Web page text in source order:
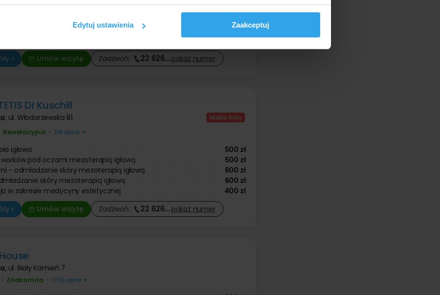
mogą połączyć te informacje z innymi danymi otrzymanymi od Ciebie lub
Edytuj ustawienia
Zaakceptuj
skóry mezoterapią igłową
890 zł
od260 zł
»
Umów wizytę Zadzwoń: 22 626…pokaż numer
Dr Kuschill
, ul. Włodarzewska 81
Rewelacyjna • 218 opinii
igłowa
500 zł
pod oczami mezoterapią igłową
500 zł
- odmładzanie skóry mezoterapią igłową
600 zł
skóry mezoterapią igłową
600 zł
w zakresie medycyny estetycznej
400 zł
»
Umów wizytę Zadzwoń: 22 626…pokaż numer
, ul. Biały Kamień 7
• Znakomita • 1706 opinii